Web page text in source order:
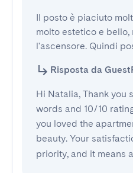
Il posto è piaciuto
molto estetico e bello,
l'ascensore. Quindi
Risposta da
Hi Natalia, Thank you
words and 10/10
you loved the
beauty. Your
priority, and it means